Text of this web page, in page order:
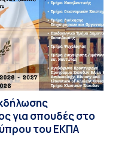
για σπουδές στο
του ΕΚΠΑ